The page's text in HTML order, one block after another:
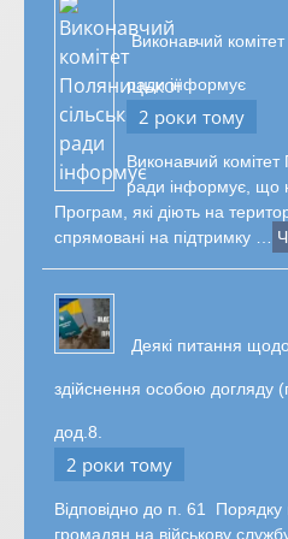
Виконавчий
ради інформує
2 роки тому
Виконавчий комітет
ради інформує, що
Програм, які діють на
спрямовані на підтримку …
Деякі питання
здійснення особою догляду
дод.8.
2 роки тому
Відповідно до п. 61
громадян на військову